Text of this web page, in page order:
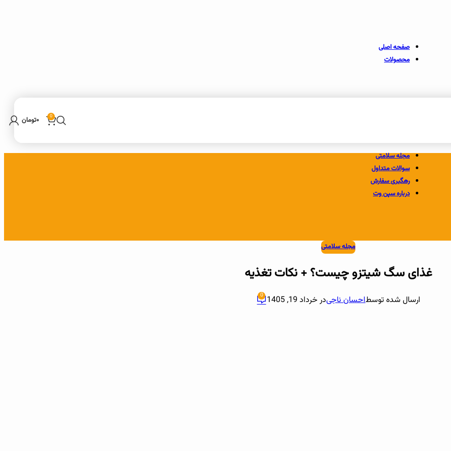
صفحه اصلی
محصولات
سگهای کوچک تشویقی گربه
مجله سلامتی
سوالات متداول
رهگیری سفارش
درباره سپن وت
0 ۰تومان
مجله سلامتی
غذای سگ شیتزو چیست؟ + نکات تغذیه
ارسال شده توسطاحسان ناجیدر خرداد 19, 1405 0